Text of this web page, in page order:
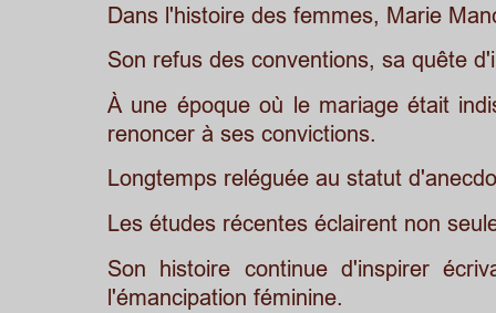
Dans l'histoire des femmes, Marie
Son refus des conventions, sa quête
À une époque où le mariage était
renoncer à ses convictions.
Longtemps reléguée au statut
Les études récentes éclairent non
Son
histoire continue d'inspirer
l'émancipation féminine.